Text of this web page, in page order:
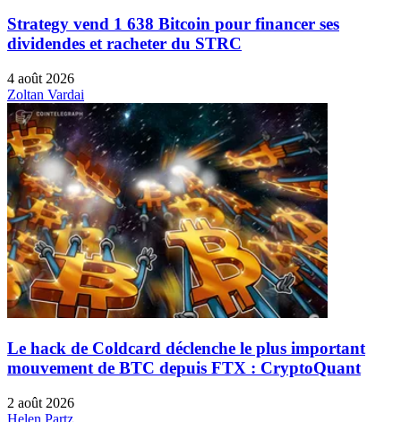
Strategy vend 1 638 Bitcoin pour financer ses
dividendes et racheter du STRC
4 août 2026
Zoltan Vardai
Le hack de Coldcard déclenche le plus important
mouvement de BTC depuis FTX : CryptoQuant
2 août 2026
Helen Partz